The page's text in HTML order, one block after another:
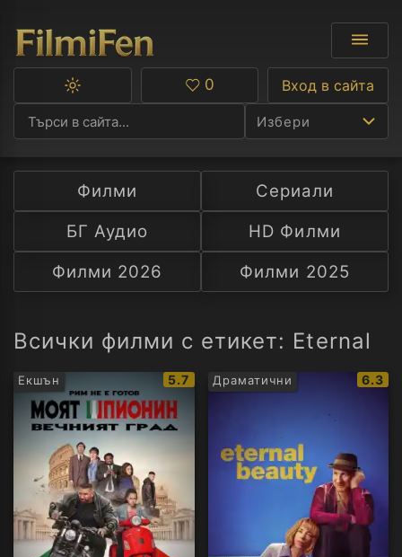
Избери
Ф
С
А
Превключване
тъмна
тема
Любими
0 Вход в сайта
Филми
Сериали
БГ Аудио
HD Филми
Филми 2026
Филми 2025
Всички филми с етикет: Eternal
Екшън
IMDb
рейтинг:
5.7 Драматични
IMDb
6.3